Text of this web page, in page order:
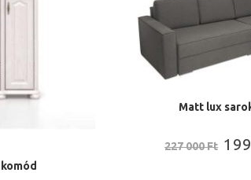
Matt lux
227 000Ft